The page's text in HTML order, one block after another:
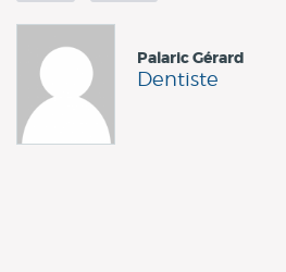
Palaric Gérard
Dentiste